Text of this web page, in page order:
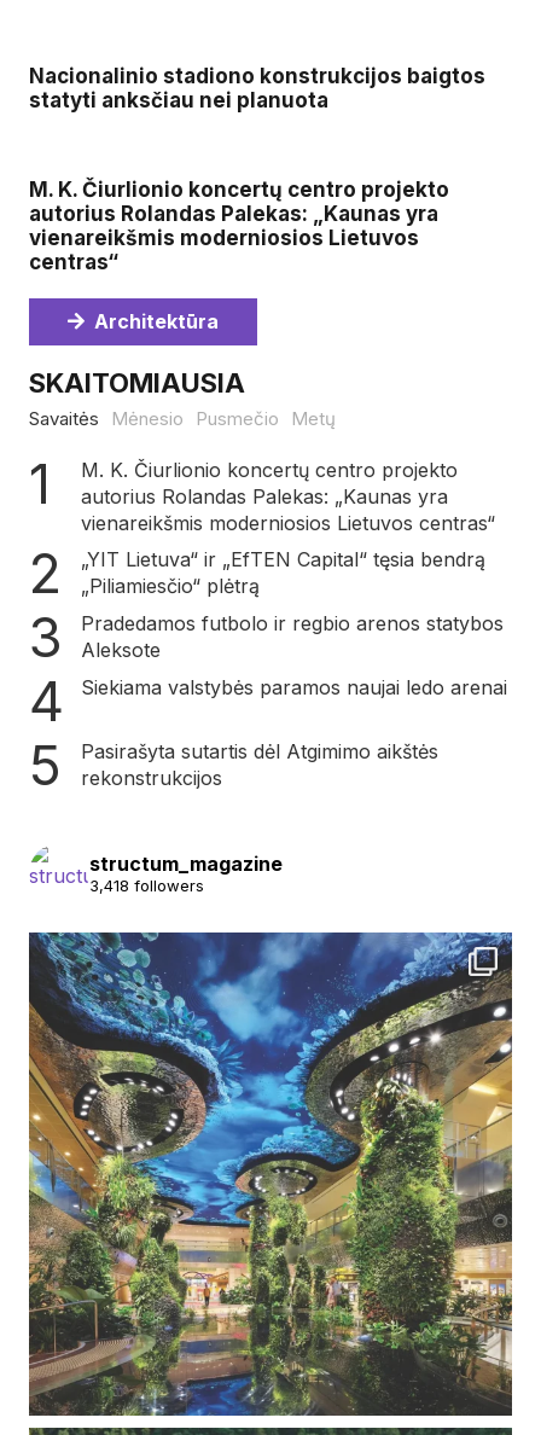
Nacionalinio stadiono konstrukcijos baigtos
statyti anksčiau nei planuota
M. K. Čiurlionio koncertų centro projekto
autorius Rolandas Palekas: „Kaunas yra
vienareikšmis moderniosios Lietuvos
centras“
Architektūra
SKAITOMIAUSIA
Savaitės Mėnesio Pusmečio Metų
M. K. Čiurlionio koncertų centro projekto
autorius Rolandas Palekas: „Kaunas yra
vienareikšmis moderniosios Lietuvos centras“
„YIT Lietuva“ ir „EfTEN Capital“ tęsia bendrą
„Piliamiesčio“ plėtrą
Pradedamos futbolo ir regbio arenos statybos
Aleksote
Siekiama valstybės paramos naujai ledo arenai
Pasirašyta sutartis dėl Atgimimo aikštės
rekonstrukcijos
structum_magazine
3,418 followers